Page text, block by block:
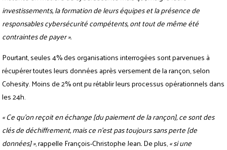
investissements, la formation de leurs équipes et la présence de
responsables cybersécurité compétents, ont tout de même été
contraintes de payer ».
Pourtant, seules 4% des organisations interrogées sont parvenues à
récupérer toutes leurs données après versement de la rançon, selon
Cohesity. Moins de 2% ont pu rétablir leurs processus opérationnels dans
les 24h.
« Ce qu’on reçoit en échange [du paiement de la rançon], ce sont des
clés de déchiffrement, mais ce n’est pas toujours sans perte [de
données] », rappelle François-Christophe Jean.De plus,« si une